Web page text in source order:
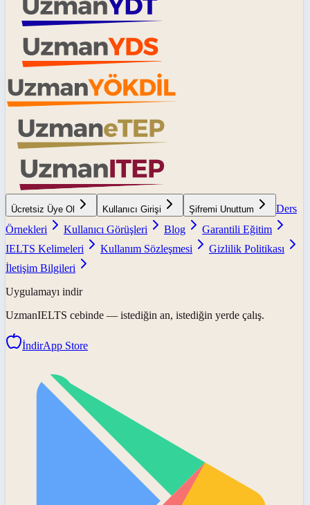
Ücretsiz Üye Ol Kullanıcı Girişi Şifremi Unuttum
Ders
Örnekleri
Kullanıcı Görüşleri Blog
Garantili Eğitim
IELTS Kelimeleri
Kullanım Sözleşmesi
Gizlilik Politikası
İletişim Bilgileri
Uygulamayı indir
UzmanIELTS cebinde — istediğin an, istediğin yerde çalış.
İndirApp Store